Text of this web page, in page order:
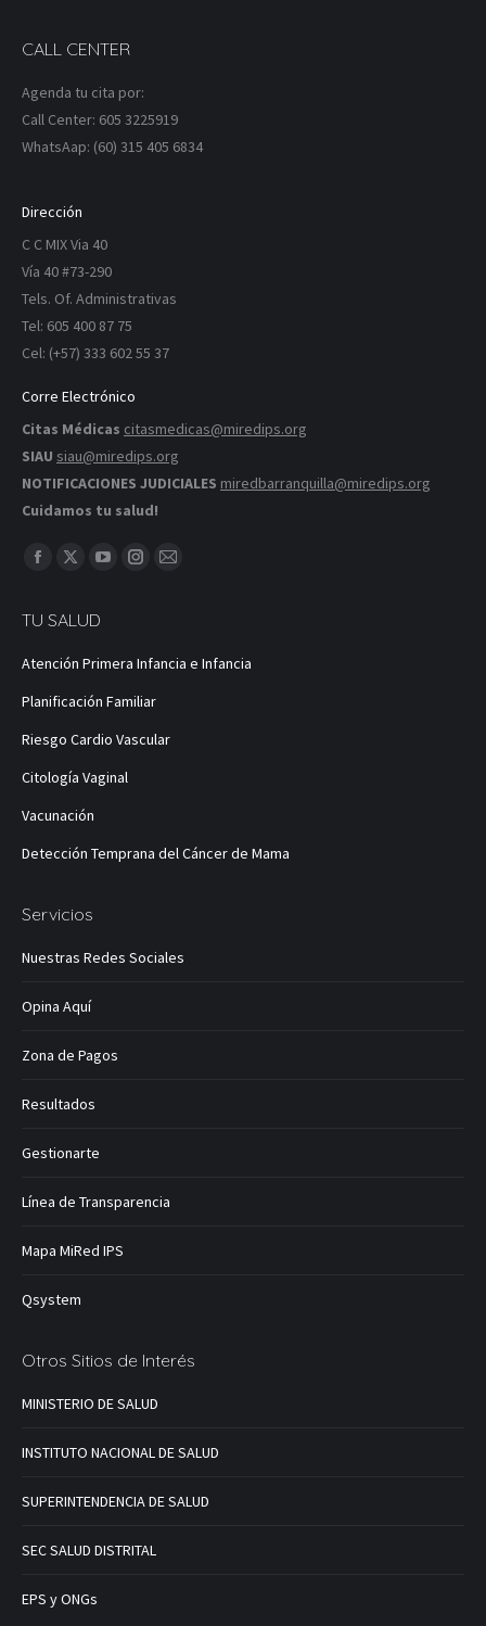
CALL CENTER
Agenda tu cita por:
Call Center: 605 3225919
WhatsAap: (60) 315 405 6834
Dirección
C C MIX Via 40
Vía 40 #73-290
Tels. Of. Administrativas
Tel: 605 400 87 75
Cel: (+57) 333 602 55 37
Corre Electrónico
Citas Médicas citasmedicas@miredips.org
SIAU siau@miredips.org
NOTIFICACIONES JUDICIALES miredbarranquilla@miredips.org
Cuidamos tu salud!
Encuéntranos en:
Facebook
se
abre
una
ventana
nueva
X
se
abre
una
ventana
nueva
YouTube
una
ventana
Instagram
abre
una
ventana
Correo
abre
ventana
TU SALUD
Atención Primera Infancia e Infancia
Planificación Familiar
Riesgo Cardio Vascular
Citología Vaginal
Vacunación
Detección Temprana del Cáncer de Mama
Servicios
Nuestras Redes Sociales
Opina Aquí
Zona de Pagos
Resultados
Gestionarte
Línea de Transparencia
Mapa MiRed IPS
Qsystem
Otros Sitios de Interés
MINISTERIO DE SALUD
INSTITUTO NACIONAL DE SALUD
SUPERINTENDENCIA DE SALUD
SEC SALUD DISTRITAL
EPS y ONGs